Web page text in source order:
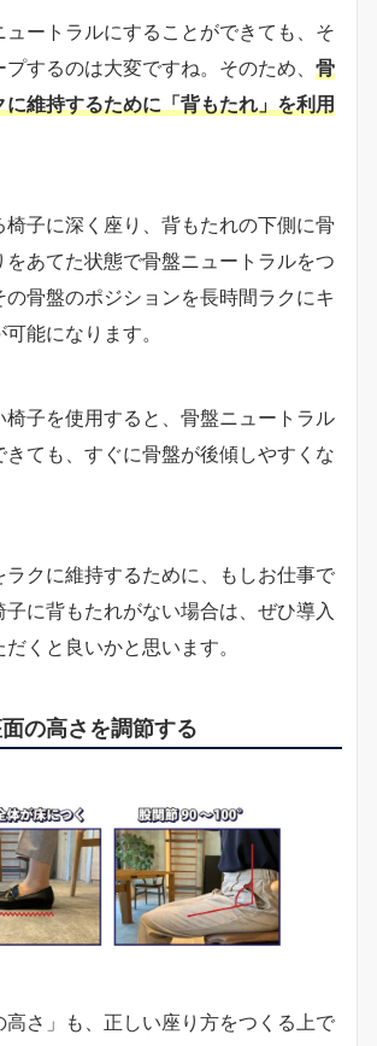
ートラルにすることができても、そ
するのは大変ですね。そのため、 骨
に維持するために「背もたれ」を利用
子に深く座り、背もたれの下側に骨
あてた状態で骨盤ニュートラルをつ
の骨盤のポジションを長時間ラクにキ
能になります。
椅子を使用すると、骨盤ニュートラル
きても、すぐに骨盤が後傾しやすくな
ラクに維持するために、もしお仕事で
に背もたれがない場合は、ぜひ導入
くと良いかと思います。
の高さを調節する
高さ」も、正しい座り方をつくる上で